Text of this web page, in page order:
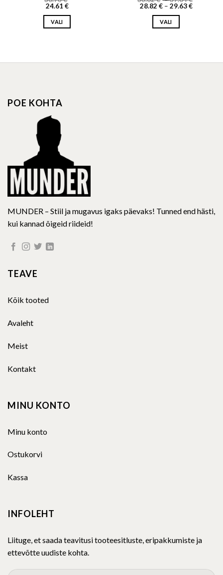
24.61 €
VALI
multiple
may
chosen
on
the
product
page
28.82 € – 29.63€Price
VALI
multiple
POE KOHTA
MUNDER – Stiil ja mugavus igaks päevaks! Tunned end hästi,
kui kannad õigeid riideid!
TEAVE
Kõik tooted
Avaleht
Meist
Kontakt
MINU KONTO
Minu konto
Ostukorvi
Kassa
INFOLEHT
Liituge, et saada teavitusi tooteesitluste, eripakkumiste ja
ettevõtte uudiste kohta.